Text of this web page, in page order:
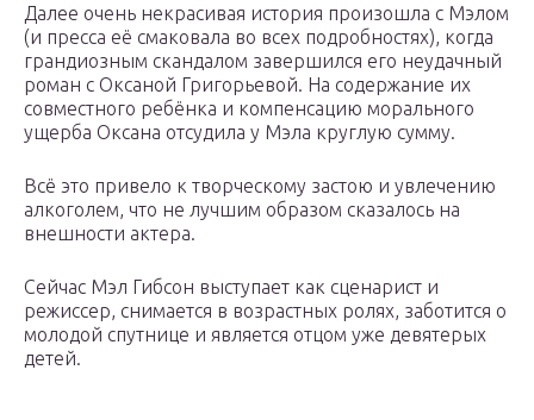
Далее очень некрасивая история произошла с Мэлом
(и пресса её смаковала во всех подробностях), когда
грандиозным скандалом завершился его неудачный
роман с Оксаной Григорьевой. На содержание их
совместного ребёнка и компенсацию морального
ущерба Оксана отсудила у Мэла круглую сумму.
Всё это привело к творческому застою и увлечению
алкоголем, что не лучшим образом сказалось на
внешности актера.
Сейчас Мэл Гибсон выступает как сценарист и
режиссер, снимается в возрастных ролях, заботится о
молодой спутнице и является отцом уже девятерых
детей.